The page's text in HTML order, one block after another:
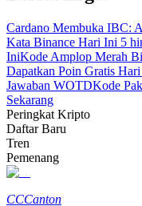
Strategi
Pelajari cara untuk
Cardano Membuka IBC:
Kata Binance Hari Ini 5
IniKode Amplop Merah
Dapatkan Poin Gratis
Jawaban WOTDKode
Sekarang
Peringkat Kripto
Daftar Baru
Tren
Pemenang
CCCanton